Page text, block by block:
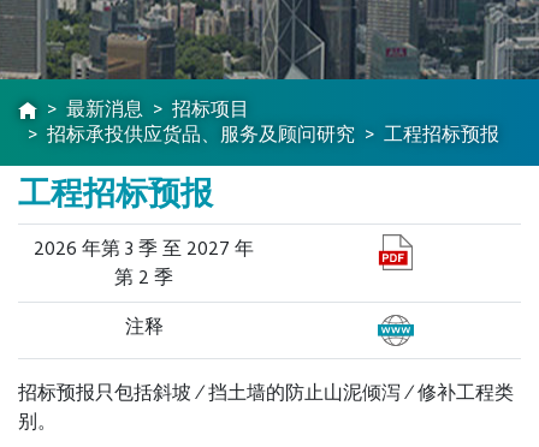
最新消息
招标项目
招标承投供应货品、服务及顾问研究
工程招标预报
工程招标预报
2026 年第 3 季 至 2027 年
第 2 季
注释
招标预报只包括斜坡 ∕ 挡土墙的防止山泥倾泻 ∕ 修补工程类
别。